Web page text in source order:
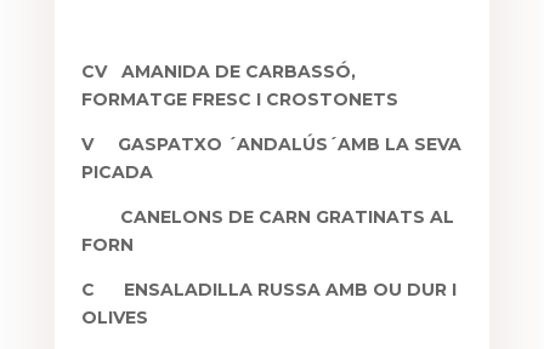
CVAMANIDA DE CARBASSÓ,
FORMATGE FRESC I CROSTONETS
V GASPATXO ´ANDALÚS´AMB LA SEVA
PICADA
CANELONS DE CARN GRATINATS AL
FORN
C
ENSALADILLA RUSSA AMB OU DUR I
OLIVES